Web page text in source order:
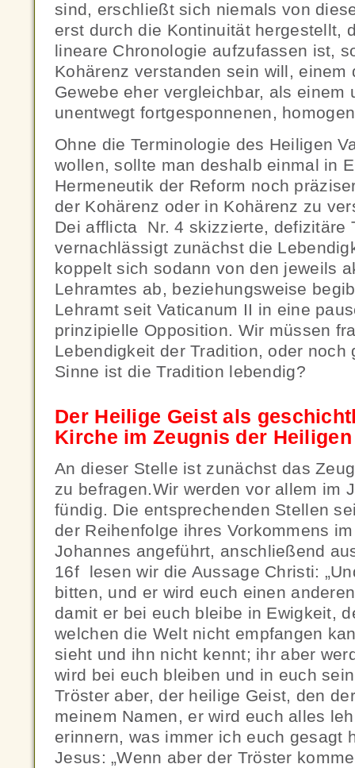
sind, erschließt sich niemals von
erst durch die Kontinuität hergestellt,
lineare Chronologie aufzufassen ist,
Kohärenz verstanden sein will, einem
Gewebe eher vergleichbar, als einem
unentwegt fortgesponnenen,
Ohne die Terminologie des Heiligen
wollen, sollte man deshalb einmal in
Hermeneutik der Reform noch
der Kohärenz oder in Kohärenz zu
Dei afflicta Nr. 4 skizzierte, defizitäre
vernachlässigt zunächst die
koppelt sich sodann von den jeweils
Lehramtes ab, beziehungsweise
Lehramt seit Vaticanum II in eine
prinzipielle Opposition. Wir müssen
Lebendigkeit der Tradition, oder noch
Sinne ist die Tradition lebendig?
Der Heilige Geist als
Kirche im Zeugnis der
An dieser Stelle ist zunächst das
zu befragen.Wir werden vor allem im
fündig. Die entsprechenden Stellen
der Reihenfolge ihres Vorkommens
Johannes angeführt, anschließend
16f lesen wir die Aussage Christi:
bitten, und er wird euch einen
damit er bei euch bleibe in Ewigkeit,
welchen die Welt nicht empfangen
sieht und ihn nicht kennt; ihr aber
wird bei euch bleiben und in euch
Tröster aber, der heilige Geist, den
meinem Namen, er wird euch alles
erinnern, was immer ich euch gesagt
Jesus: „Wenn aber der Tröster